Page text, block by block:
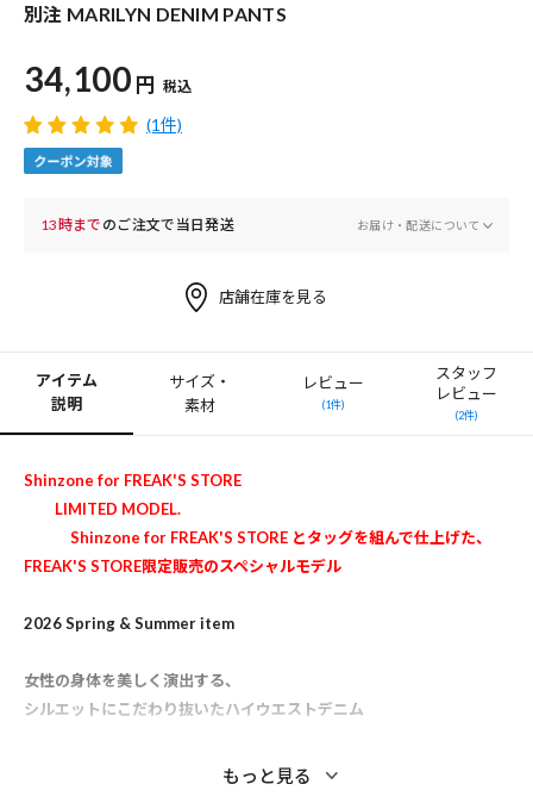
別注 MARILYN DENIM PANTS
34,100 円 税込
(1件)
13時まで のご注文で当日発送 お届け・配送について
店舗在庫を見る
アイテム
説明
サイズ・
素材
レビュー
(1件)
スタッフ
レビュー
(2件)
Shinzone for FREAK'S STORE
LIMITED MODEL.
Shinzone for FREAK'S STORE とタッグを組んで仕上げた、
FREAK'S STORE限定販売のスペシャルモデル
2026 Spring & Summer item
女性の身体を美しく演出する、
シルエットにこだわり抜いたハイウエストデニム
もっと見る